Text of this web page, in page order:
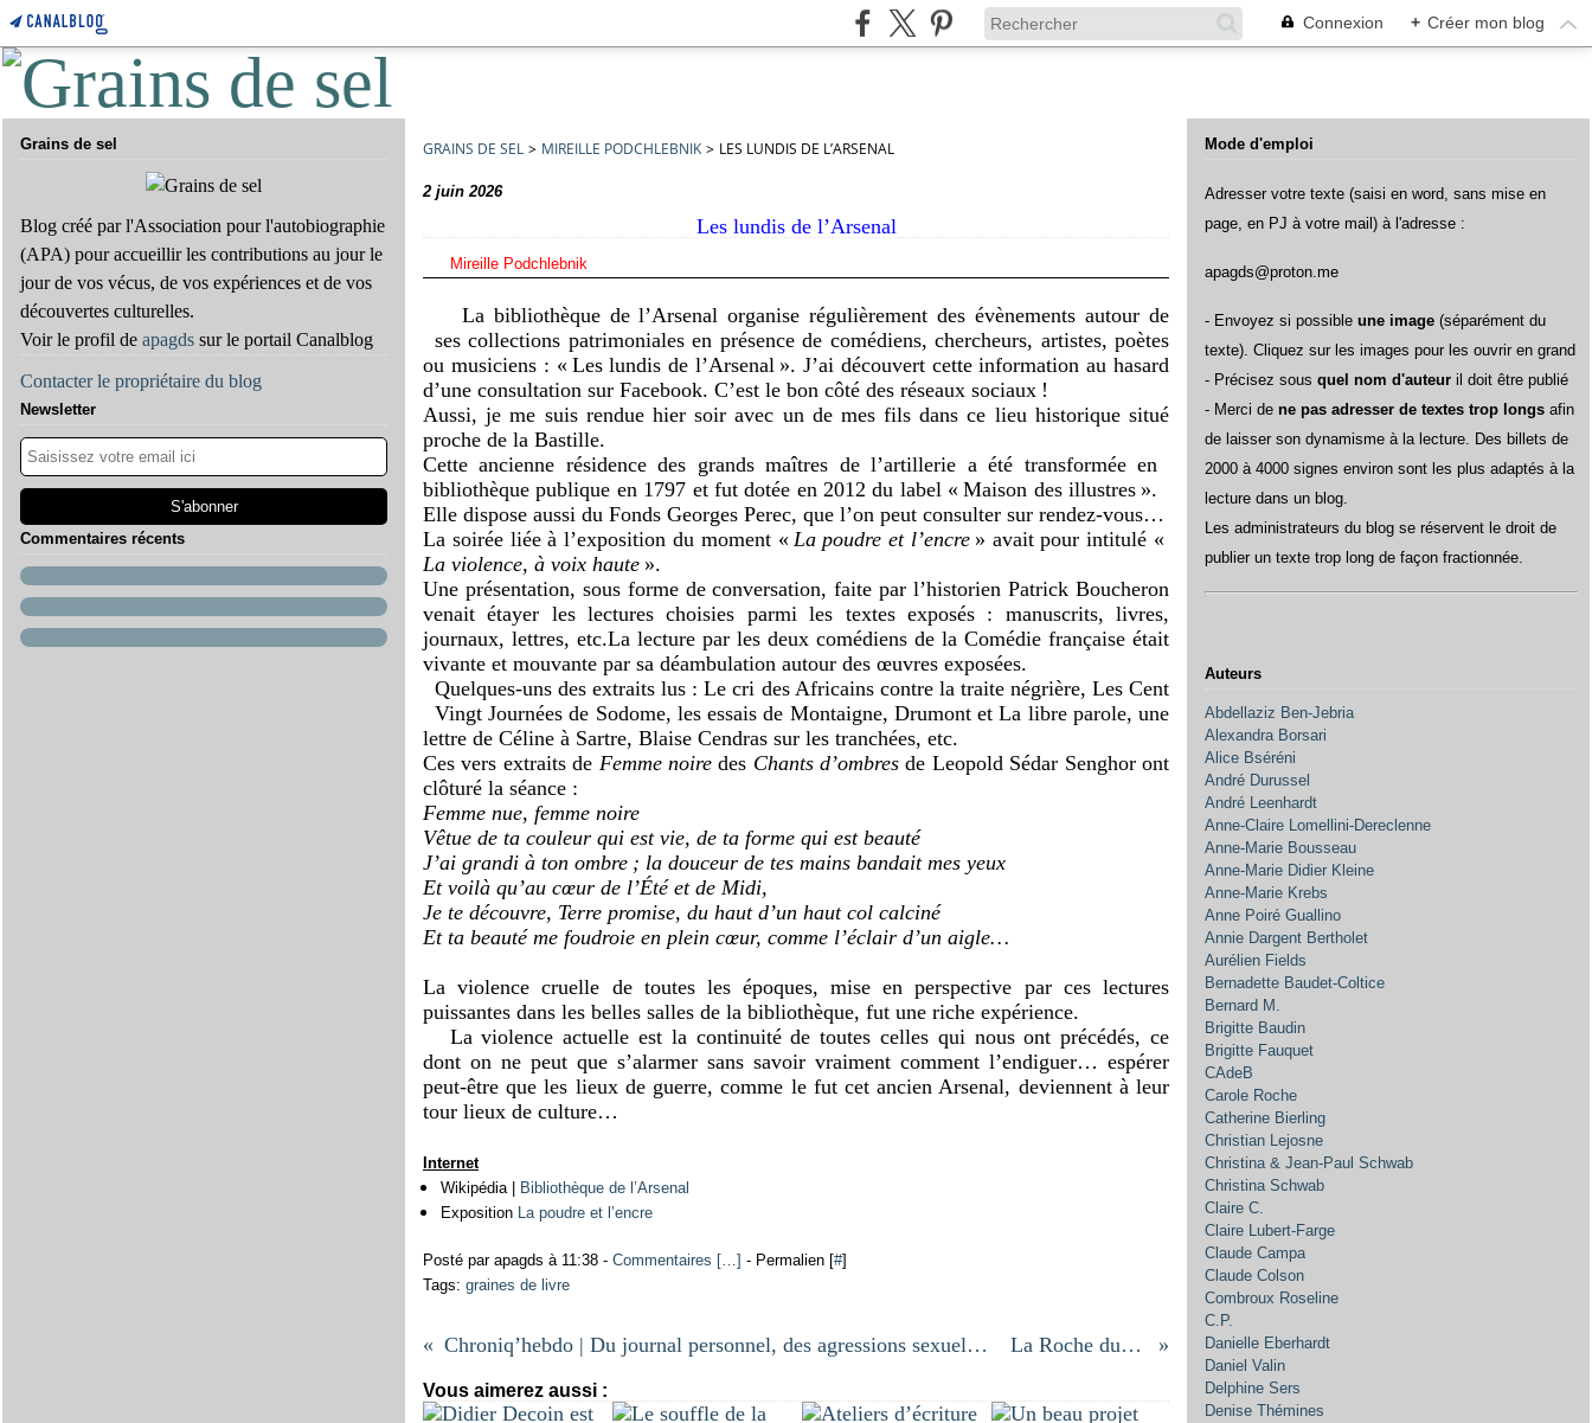
Connexion + Créer mon blog
Grains de sel
Blog créé par l'Association pour l'autobiographie
(APA) pour accueillir les contributions au jour le
jour de vos vécus, de vos expériences et de vos
découvertes culturelles.
Voir le profil de apagds sur le portail Canalblog
Contacter le propriétaire du blog
Newsletter
Commentaires récents
GRAINS DE SEL > MIREILLE PODCHLEBNIK > LES LUNDIS DE L’ARSENAL
2 juin 2026
Les lundis de l’Arsenal
Mireille Podchlebnik
La bibliothèque de l’Arsenal organise régulièrement des évènements autour de
ses collections patrimoniales en présence de comédiens, chercheurs, artistes, poètes
ou musiciens : « Les lundis de l’Arsenal ». J’ai découvert cette information au hasard
d’une consultation sur Facebook. C’est le bon côté des réseaux sociaux !
Aussi, je me suis rendue hier soir avec un de mes fils dans ce lieu historique situé
proche de la Bastille.
Cette ancienne résidence des grands maîtres de l’artillerie a été transformée en
bibliothèque publique en 1797 et fut dotée en 2012 du label « Maison des illustres ».
Elle dispose aussi du Fonds Georges Perec, que l’on peut consulter sur rendez-vous…
La soirée liée à l’exposition du moment « La poudre et l’encre » avait pour intitulé «
La violence, à voix haute ».
Une présentation, sous forme de conversation, faite par l’historien Patrick Boucheron
venait étayer les lectures choisies parmi les textes exposés : manuscrits, livres,
journaux, lettres, etc.La lecture par les deux comédiens de la Comédie française était
vivante et mouvante par sa déambulation autour des œuvres exposées.
Quelques-uns des extraits lus : Le cri des Africains contre la traite négrière, Les Cent
Vingt Journées de Sodome, les essais de Montaigne, Drumont et La libre parole, une
lettre de Céline à Sartre, Blaise Cendras sur les tranchées, etc.
Ces vers extraits de Femme noiredes Chants d’ombres de Leopold Sédar Senghor ont
clôturé la séance :
Femme nue, femme noire
Vêtue de ta couleur qui est vie, de ta forme qui est beauté
J’ai grandi à ton ombre ; la douceur de tes mains bandait mes yeux
Et voilà qu’au cœur de l’Été et de Midi,
Je te découvre, Terre promise, du haut d’un haut col calciné
Et ta beauté me foudroie en plein cœur, comme l’éclair d’un aigle…
La violence cruelle de toutes les époques, mise en perspective par ces lectures
puissantes dans les belles salles de la bibliothèque, fut une riche expérience.
La violence actuelle est la continuité de toutes celles qui nous ont précédés, ce
dont on ne peut que s’alarmer sans savoir vraiment comment l’endiguer… espérer
peut-être que les lieux de guerre, comme le fut cet ancien Arsenal, deviennent à leur
tour lieux de culture…
Internet
Wikipédia |
Bibliothèque de l’Arsenal
Exposition
La poudre et l’encre
Posté par apagds à 11:38 - Commentaires [ ] - Permalien [#]
Tags: graines de livre
Chroniq’hebdo | Du journal personnel, des agressions sexuelles et de la nature La Roche du Diable
Vous aimerez aussi :
Mode d'emploi
Adresser votre texte (saisi en word, sans mise en
page, en PJ à votre mail) à l'adresse :
apagds@proton.me
- Envoyez si possible une image (séparément du
texte). Cliquez sur les images pour les ouvrir en grand
- Précisez sous quel nom d'auteur il doit être publié
- Merci de ne pas adresser de textes trop longs afin
de laisser son dynamisme à la lecture. Des billets de
2000 à 4000 signes environ sont les plus adaptés à la
lecture dans un blog.
Les administrateurs du blog se réservent le droit de
publier un texte trop long de façon fractionnée.
Auteurs
Abdellaziz Ben-Jebria
Alexandra Borsari
Alice Bséréni
André Durussel
André Leenhardt
Anne-Claire Lomellini-Dereclenne
Anne-Marie Bousseau
Anne-Marie Didier Kleine
Anne-Marie Krebs
Anne Poiré Guallino
Annie Dargent Bertholet
Aurélien Fields
Bernadette Baudet-Coltice
Bernard M.
Brigitte Baudin
Brigitte Fauquet
CAdeB
Carole Roche
Catherine Bierling
Christian Lejosne
Christina & Jean-Paul Schwab
Christina Schwab
Claire C.
Claire Lubert-Farge
Claude Campa
Claude Colson
Combroux Roseline
C.P.
Danielle Eberhardt
Daniel Valin
Delphine Sers
Denise Thémines